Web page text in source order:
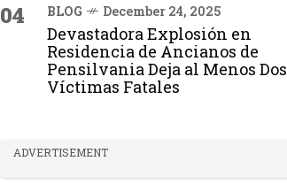
04 BLOG December 24, 2025
Devastadora Explosión en
Residencia de Ancianos de
Pensilvania Deja al Menos Dos
Víctimas Fatales
ADVERTISEMENT